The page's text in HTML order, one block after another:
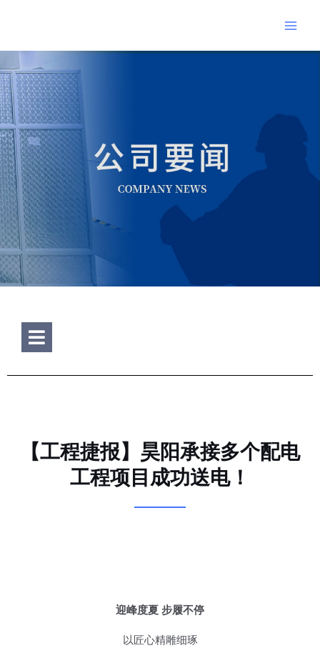
容
Hamburger Toggle Menu
【工程捷报】昊阳承接多个配电
工程项目成功送电！
迎峰度夏 步履不停
以匠心精雕细琢
navigation